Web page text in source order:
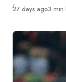
Publié
27 days ago3 min